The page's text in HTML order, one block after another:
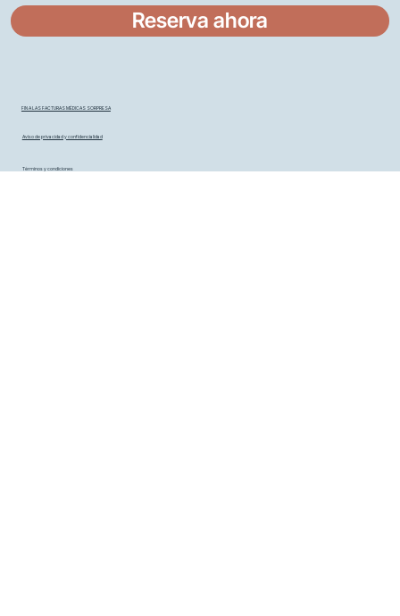
FIN A LAS FACTURAS MÉDICAS SORPRESA
Aviso de privacidad y confidencialidad
Reserva ahora
Términos y condiciones